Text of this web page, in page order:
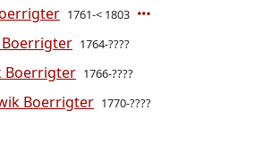
1761-< 1803
1764-????
Boerrigter 1766-????
Boerrigter 1770-????